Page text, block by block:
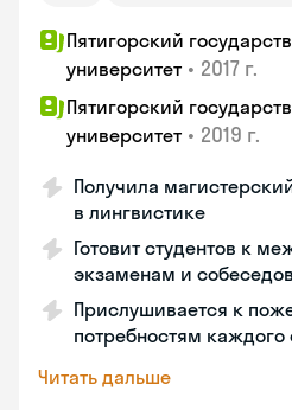
Пятигорский
университет • 2017 г.
Пятигорский
университет • 2019 г.
Получила
в лингвистике
Готовит студентов к
экзаменам и
Прислушивается к
потребностям каждого
Читать дальше